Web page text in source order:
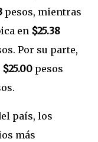
pesos, mientras
en $25.38
Por su parte,
$25.00 pesos
país, los
más